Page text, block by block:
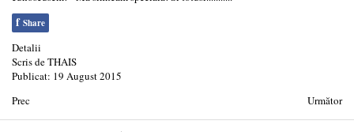
f Share
Detalii
Scris deTHAIS
Publicat: 19 August 2015
Prec
Următor